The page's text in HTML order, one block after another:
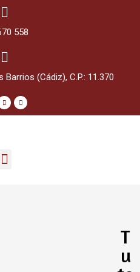
558
(Cádiz), C.P.: 11.370
T
u